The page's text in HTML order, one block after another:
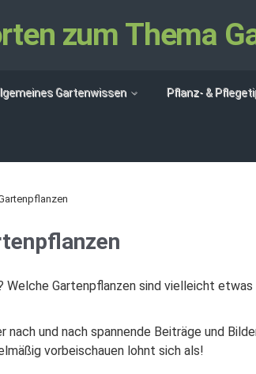
zum Thema
Gartenwissen Pflanz- &
Welche Gartenpflanzen sind vielleicht etwas
und nach spannende Beiträge und
vorbeischauen lohnt sich als!